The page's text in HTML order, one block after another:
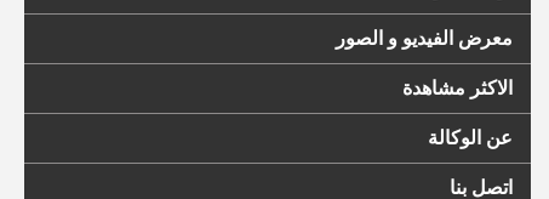
معرض الفيديو و الصور
الاكثر مشاهدة
عن الوكالة
اتصل بنا